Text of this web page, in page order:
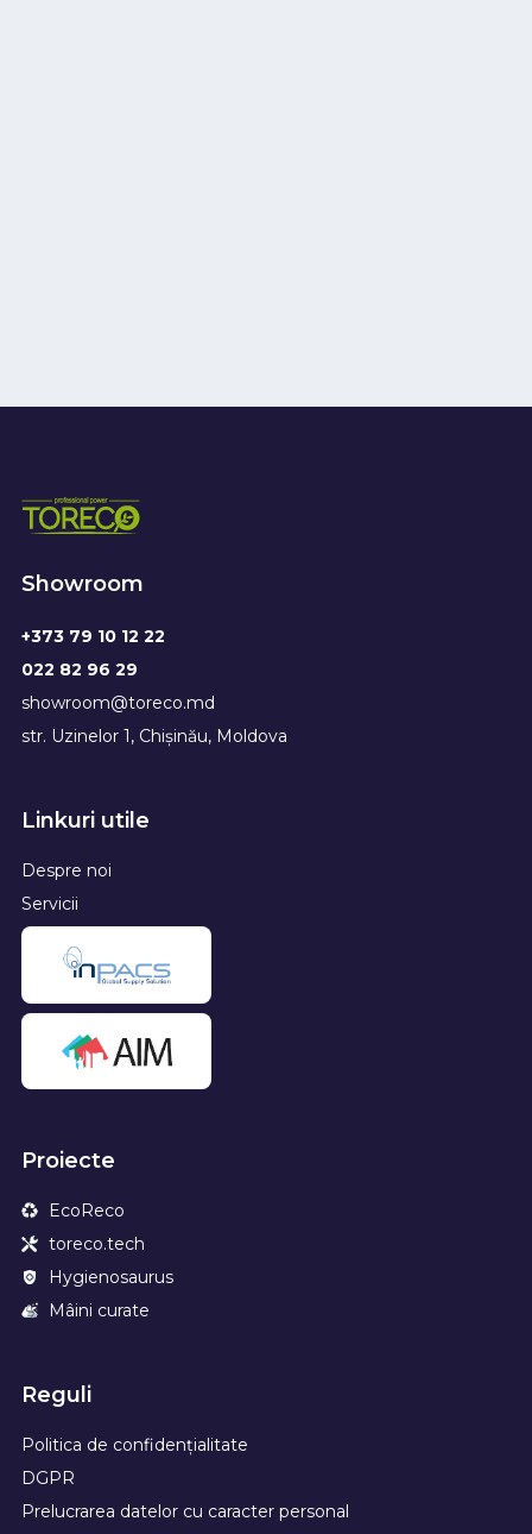
Showroom
+373 79 10 12 22
022 82 96 29
showroom@toreco.md
str. Uzinelor 1, Chișinău, Moldova
Linkuri utile
Despre noi
Servicii
Proiecte
EcoReco
toreco.tech
Hygienosaurus
Mâini curate
Reguli
Politica de confidențialitate
DGPR
Prelucrarea datelor cu caracter personal